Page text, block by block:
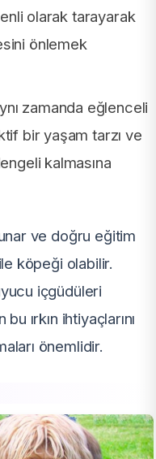
olarak tarayarak
önlemek
zamanda eğlenceli
bir yaşam tarzı ve
kalmasına
ve doğru eğitim
köpeği olabilir.
içgüdüleri
ırkın ihtiyaçlarını
önemlidir.